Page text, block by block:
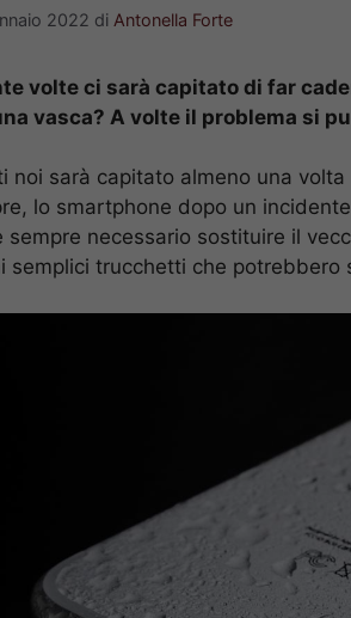
2022 di Antonella Forte
volte ci sarà capitato di far
vasca? A volte il problema si
noi sarà capitato almeno una
lo smartphone dopo un
sempre necessario sostituire il
semplici trucchetti che potrebbero